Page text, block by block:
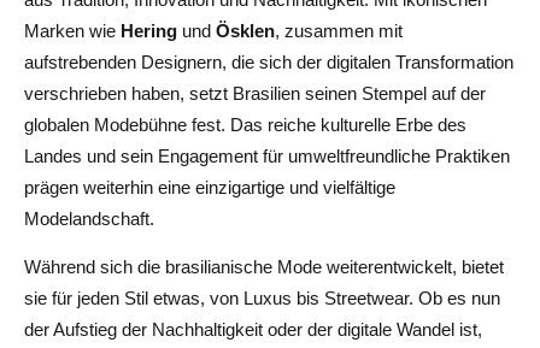
Marken wie Hering und Ösklen, zusammen mit
aufstrebenden Designern, die sich der digitalen Transformation
verschrieben haben, setzt Brasilien seinen Stempel auf der
globalen Modebühne fest. Das reiche kulturelle Erbe des
Landes und sein Engagement für umweltfreundliche Praktiken
prägen weiterhin eine einzigartige und vielfältige
Modelandschaft.
Während sich die brasilianische Mode weiterentwickelt, bietet
sie für jeden Stil etwas, von Luxus bis Streetwear. Ob es nun
der Aufstieg der Nachhaltigkeit oder der digitale Wandel ist,